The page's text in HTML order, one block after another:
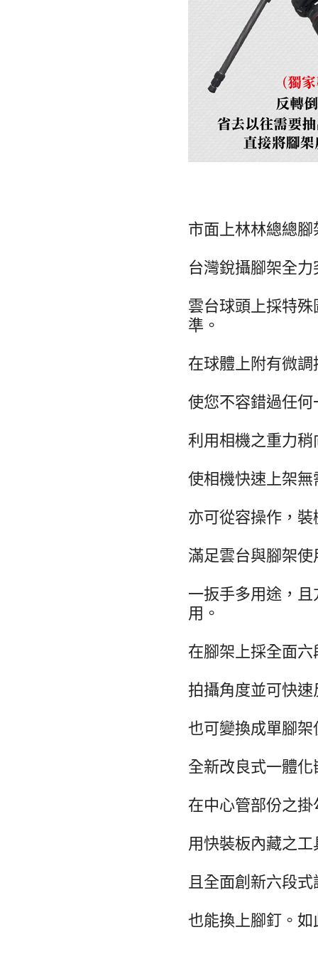
市面上林林總總
台灣銳攝腳架全
雲台球頭上採特
準。
在球體上附有微
使您不容錯過任
利用相機之重力
使相機快速上架
亦可從容操作，
滿足雲台與腳架
一扳手多用途，
用。
在腳架上採全面
拍攝角度並可快
也可變換成單腳
全新改良式一體
在中心管部份之
用快裝板內藏之
且全面創新六段
也能換上腳釘。